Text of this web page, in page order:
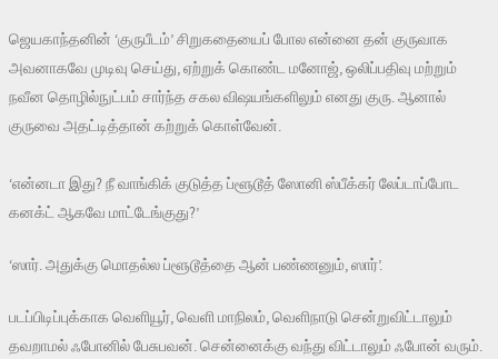
ஜெயகாந்தனின் ‘குருபீடம்’ சிறுகதையைப் போல என்னை தன் குருவாக
அவனாகவே முடிவு செய்து, ஏற்றுக் கொண்ட மனோஜ், ஒலிப்பதிவு மற்றும்
நவீன தொழில்நுட்பம் சார்ந்த சகல விஷயங்களிலும் எனது குரு. ஆனால்
குருவை அதட்டித்தான் கற்றுக் கொள்வேன்.
‘என்னடா இது? நீ வாங்கிக் குடுத்த ப்ளூடூத் ஸோனி ஸ்பீக்கர் லேப்டாப்போட
கனக்ட் ஆகவே மாட்டேங்குது?’
‘ஸார். அதுக்கு மொதல்ல ப்ளூடூத்தை ஆன் பண்ணனும், ஸார்’.
படப்பிடிப்புக்காக வெளியூர், வெளி மாநிலம், வெளிநாடு சென்றுவிட்டாலும்
தவறாமல் ஃபோனில் பேசுபவன். சென்னைக்கு வந்து விட்டாலும் ஃபோன் வரும்.